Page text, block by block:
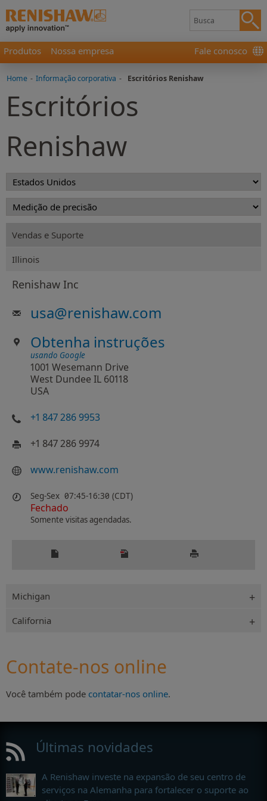
Produtos Nossa empresa Fale conosco
Home - Informação corporativa - Escritórios Renishaw
Escritórios
Renishaw
Vendas e Suporte
Illinois
Renishaw Inc
usa@renishaw.com
Obtenha instruções
usando Google
1001 Wesemann Drive
West Dundee IL 60118
USA
+1 847 286 9953
+1 847 286 9974
www.renishaw.com
Seg-Sex 07:45-16:30 (CDT)
Fechado
Somente visitas agendadas.
Michigan
California
Contate-nos online
Você também pode contatar-nos online.
Últimas novidades
A Renishaw investe na expansão de seu centro de
serviços na Alemanha para fortalecer o suporte ao